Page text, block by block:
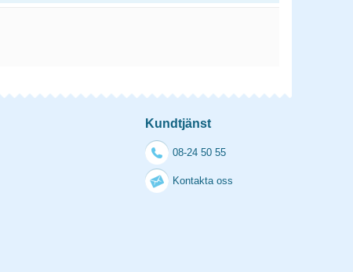
Kundtjänst
08-24 50 55
Kontakta oss